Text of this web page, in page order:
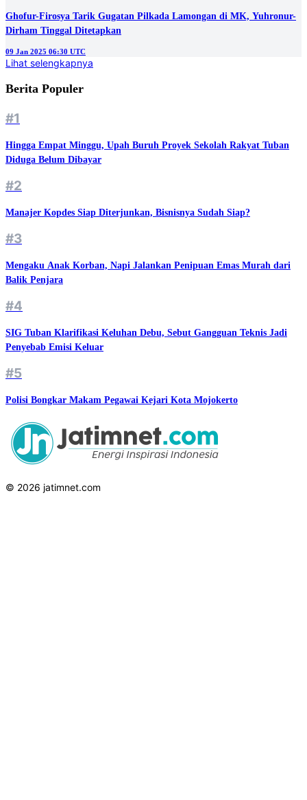
Ghofur-Firosya Tarik Gugatan Pilkada Lamongan di MK, Yuhronur-
Dirham Tinggal Ditetapkan
09 Jan 2025 06:30 UTC
Lihat selengkapnya
Berita Populer
#1
Hingga Empat Minggu, Upah Buruh Proyek Sekolah Rakyat Tuban
Diduga Belum Dibayar
#2
Manajer Kopdes Siap Diterjunkan, Bisnisnya Sudah Siap?
#3
Mengaku Anak Korban, Napi Jalankan Penipuan Emas Murah dari
Balik Penjara
#4
SIG Tuban Klarifikasi Keluhan Debu, Sebut Gangguan Teknis Jadi
Penyebab Emisi Keluar
#5
Polisi Bongkar Makam Pegawai Kejari Kota Mojokerto
© 2026 jatimnet.com